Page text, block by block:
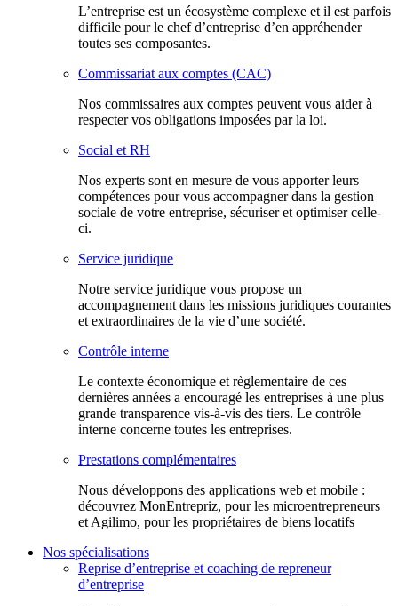
L’entreprise est un écosystème complexe et il est parfois
difficile pour le chef d’entreprise d’en appréhender
toutes ses composantes.
Commissariat aux comptes (CAC)
Nos commissaires aux comptes peuvent vous aider à
respecter vos obligations imposées par la loi.
Social et RH
Nos experts sont en mesure de vous apporter leurs
compétences pour vous accompagner dans la gestion
sociale de votre entreprise, sécuriser et optimiser celle-
ci.
Service juridique
Notre service juridique vous propose un
accompagnement dans les missions juridiques courantes
et extraordinaires de la vie d’une société.
Contrôle interne
Le contexte économique et règlementaire de ces
dernières années a encouragé les entreprises à une plus
grande transparence vis-à-vis des tiers. Le contrôle
interne concerne toutes les entreprises.
Prestations complémentaires
Nous développons des applications web et mobile :
découvrez MonEntrepriz, pour les microentrepreneurs
et Agilimo, pour les propriétaires de biens locatifs
Nos spécialisations
Reprise d’entreprise et coaching de repreneur
d’entreprise